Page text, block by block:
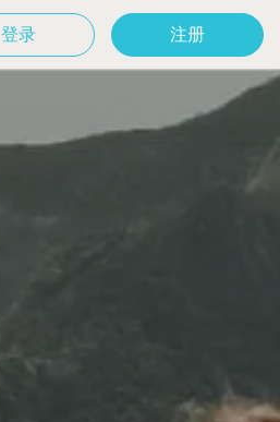
登录 注册